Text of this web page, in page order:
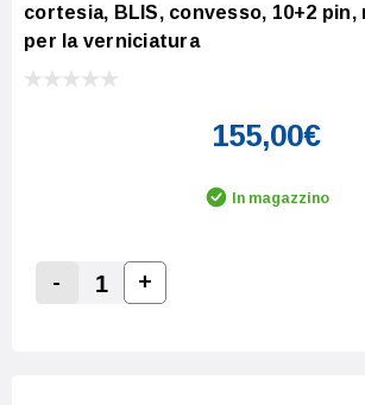
cortesia, BLIS, convesso, 10+2
per la verniciatura
155,00€
In magazzino
Decrease Quantity:
-
Increase Quantity:
+